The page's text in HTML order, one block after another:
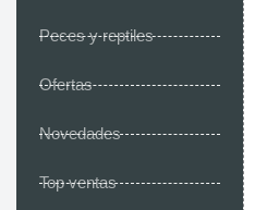
Peces y reptiles
Ofertas
Novedades
Top ventas